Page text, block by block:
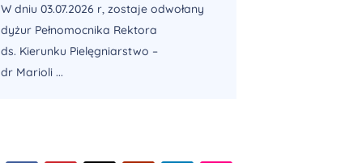
W dniu 03.07.2026 r, zostaje odwołany
dyżur Pełnomocnika Rektora
ds. Kierunku Pielęgniarstwo –
dr Marioli ...